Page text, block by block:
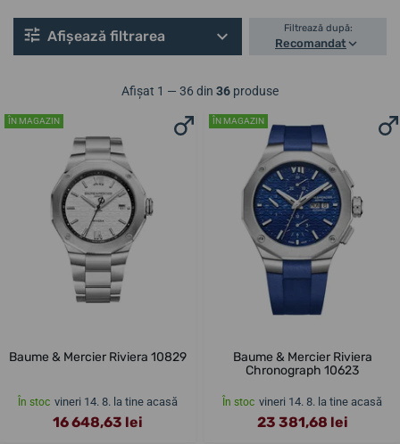
Afișează filtrarea Filtrează după:
Recomandat
Afișat 1 — 36 din 36 produse
ÎN MAGAZIN
Baume & Mercier Riviera 10829
În stoc vineri 14. 8. la tine acasă
16 648,63 lei
ÎN MAGAZIN
Baume & Mercier Riviera
Chronograph 10623
În stoc vineri 14. 8. la tine acasă
23 381,68 lei